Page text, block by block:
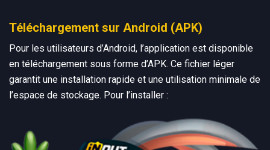
Téléchargement sur Android (APK)
Pour les utilisateurs d’Android, l’application est disponible
en téléchargement sous forme d’APK. Ce fichier léger
garantit une installation rapide et une utilisation minimale de
l’espace de stockage. Pour l’installer :